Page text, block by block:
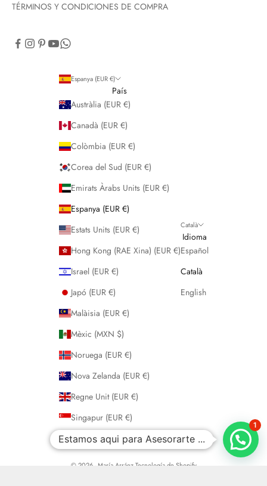
TÉRMINOS Y CONDICIONES DE COMPRA
Espanya (EUR €)
País
Austràlia (EUR €)
Canadà (EUR €)
Colòmbia (EUR €)
Corea del Sud (EUR €)
Emirats Àrabs Units (EUR €)
Espanya (EUR €)
Estats Units (EUR €)
Hong Kong (RAE Xina) (EUR €)
Israel (EUR €)
Japó (EUR €)
Malàisia (EUR €)
Mèxic (MXN $)
Noruega (EUR €)
Nova Zelanda (EUR €)
Regne Unit (EUR €)
Singapur (EUR €)
Suïssa (EUR €)
Català
Idioma
Español
Català
English
© 2026 - María ArráezTecnología de Shopify
1
Estamos aqui para Asesorarte ...